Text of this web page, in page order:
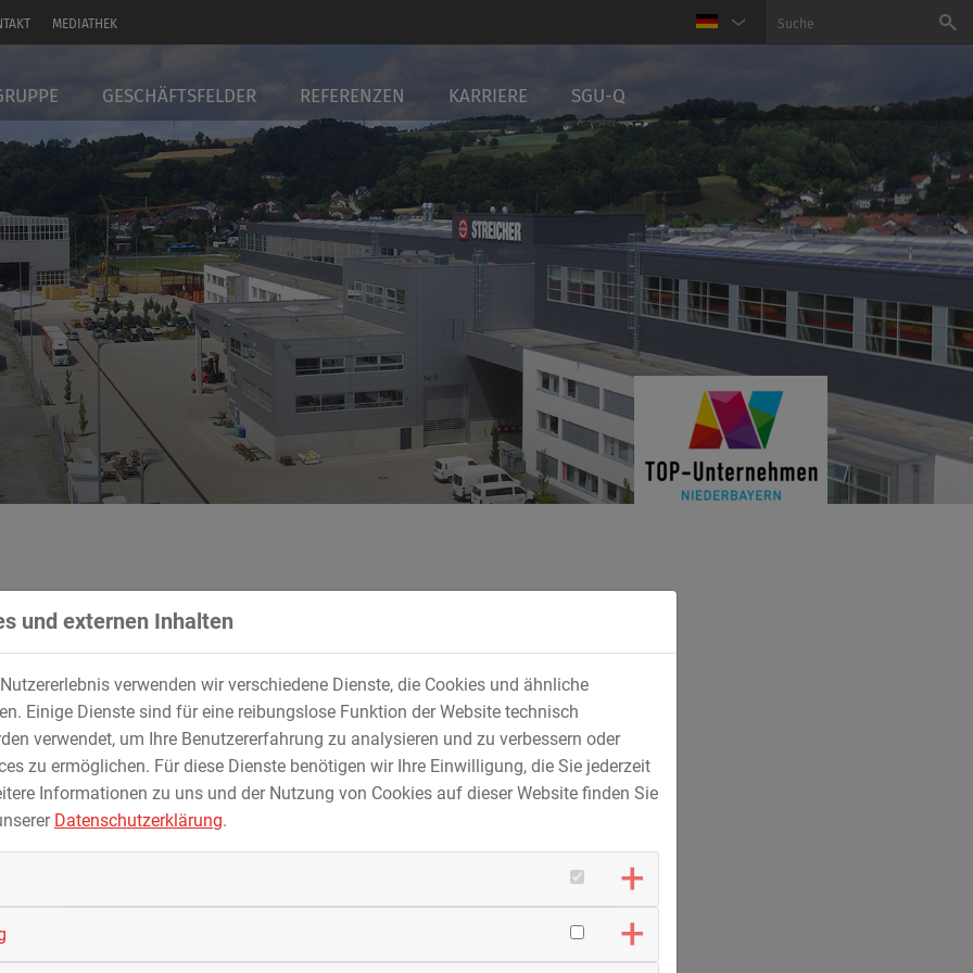
MEDIATHEK
GESCHÄFTSFELDER REFERENZEN KARRIERE SGU-Q
von LNG-Tankstellen für den Schwerlastverkehr
eine CO2-sparende Alternative zum Dieselkraftstoff, den immer
eine interaktive Karte der Deutschen Energie Agentur 152
Anlagenbau GmbH & Co. KG im Auftrag der
unter Normaldruck erst ab einer Temperatur von minus 164
kommt hier moderne Tieftemperatur- bzw. Cryotechnik „cryo“,
Material, Fertigung und Isolierung der medienberührenden
möglich, diese ohne externe Kühlung zu betreiben und dennoch
und externen Inhalten
verwenden wir verschiedene Dienste, die Cookies und ähnliche
Einige Dienste sind für eine reibungslose Funktion der Website technisch
verwendet, um Ihre Benutzererfahrung zu analysieren und zu verbessern oder
zu ermöglichen. Für diese Dienste benötigen wir Ihre Einwilligung, die Sie jederzeit
Informationen zu uns und der Nutzung von Cookies auf dieser Website finden Sie
Datenschutzerklärung.